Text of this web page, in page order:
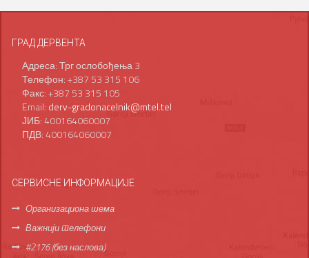
ГРАД ДЕРВЕНТА
Адреса: Трг ослобођења 3
Телефон: +387 53 315 106
Факс: +387 53 315 105
Email: derv-gradonacelnik@mtel.tel
ЈИБ: 400164060007
ПДВ: 400164060007
СЕРВИСНЕ ИНФОРМАЦИЈЕ
Организациона шема
Важнији телефони
#2176 (без наслова)